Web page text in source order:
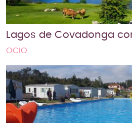
Lagos de Covadonga
OCIO